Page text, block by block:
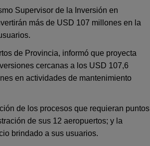
Supervisor de la Inversión en
más de USD 107 millones en la
de Provincia, informó que proyecta
cercanas a los USD 107,6
en actividades de mantenimiento
de los procesos que requieran puntos
de sus 12 aeropuertos; y la
brindado a sus usuarios.